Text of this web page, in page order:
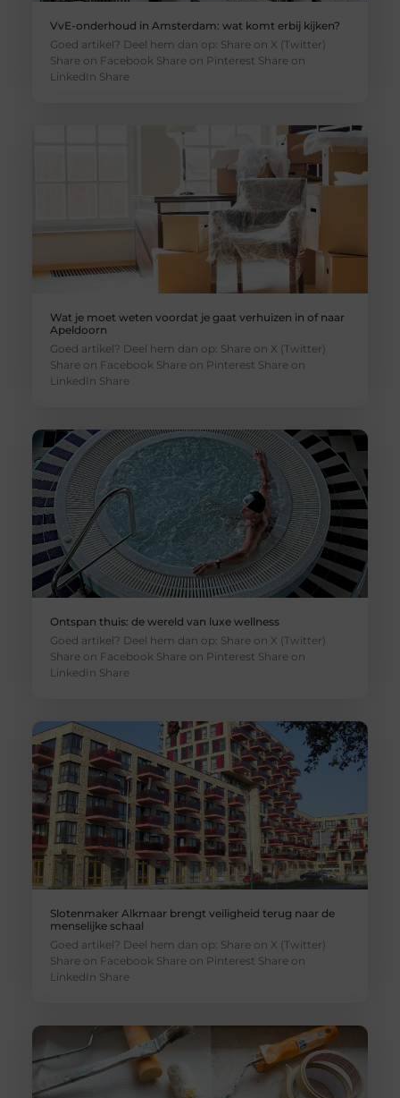
VvE-onderhoud in Amsterdam: wat komt erbij kijken?
Goed artikel? Deel hem dan op: Share on X (Twitter)
Share on Facebook Share on Pinterest Share on
LinkedIn Share
Wat je moet weten voordat je gaat verhuizen in of naar
Apeldoorn
Goed artikel? Deel hem dan op: Share on X (Twitter)
Share on Facebook Share on Pinterest Share on
LinkedIn Share
Ontspan thuis: de wereld van luxe wellness
Goed artikel? Deel hem dan op: Share on X (Twitter)
Share on Facebook Share on Pinterest Share on
LinkedIn Share
Slotenmaker Alkmaar brengt veiligheid terug naar de
menselijke schaal
Goed artikel? Deel hem dan op: Share on X (Twitter)
Share on Facebook Share on Pinterest Share on
LinkedIn Share